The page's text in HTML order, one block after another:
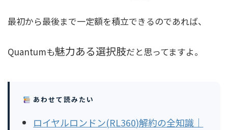
最初から最後まで一定額を積立できるのであれば、
Quantumも魅力ある選択肢だと思ってますよ。
あわせて読みたい
ロイヤルロンドン(RL360)解約の全知識｜